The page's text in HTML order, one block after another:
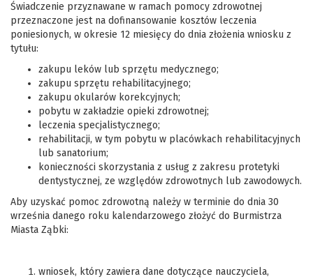
Świadczenie przyznawane w ramach pomocy zdrowotnej
przeznaczone jest na dofinansowanie kosztów leczenia
poniesionych, w okresie 12 miesięcy do dnia złożenia wniosku z
tytułu:
zakupu leków lub sprzętu medycznego;
zakupu sprzętu rehabilitacyjnego;
zakupu okularów korekcyjnych;
pobytu w zakładzie opieki zdrowotnej;
leczenia specjalistycznego;
rehabilitacji, w tym pobytu w placówkach rehabilitacyjnych
lub sanatorium;
konieczności skorzystania z usług z zakresu protetyki
dentystycznej, ze względów zdrowotnych lub zawodowych.
Aby uzyskać pomoc zdrowotną należy w terminie do dnia 30
września danego roku kalendarzowego złożyć do Burmistrza
Miasta Ząbki:
wniosek, który zawiera dane dotyczące nauczyciela,